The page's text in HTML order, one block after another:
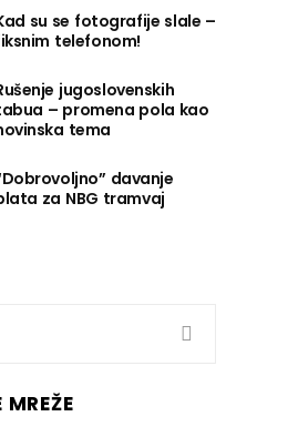
su se fotografije slale –
telefonom!
jugoslovenskih
– promena pola kao
tema
davanje
za NBG tramvaj
MREŽE